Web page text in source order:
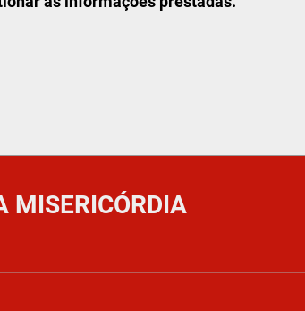
MISERICÓRDIA